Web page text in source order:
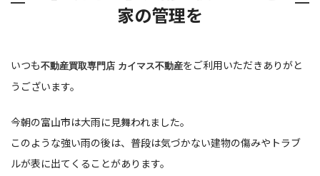
家の管理を
いつも不動産買取専門店 カイマス不動産をご利用いただきありがと
うございます。
今朝の富山市は大雨に見舞われました。
このような強い雨の後は、普段は気づかない建物の傷みやトラブ
ルが表に出てくることがあります。